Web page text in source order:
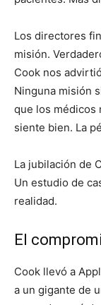
Los directores
misión.
Cook nos
Ninguna misión
que los médicos
siente bien. La
La jubilación de
Un estudio de
realidad.
El
Cook llevó a
a un gigante de